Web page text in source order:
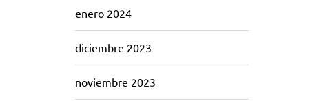
enero 2024
diciembre 2023
noviembre 2023